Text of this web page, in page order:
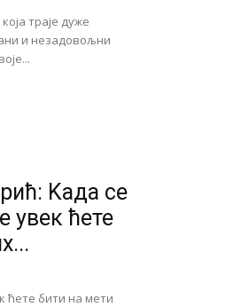
траје дуже
и незадовољни
Kада се
увек ћете
ћете бити на мети